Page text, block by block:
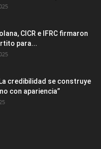
CICR e IFRC firmaron
para...
credibilidad se construye
con apariencia”